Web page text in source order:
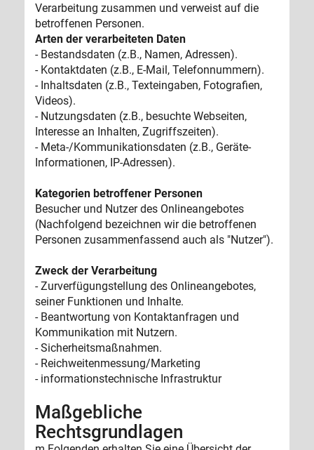
Verarbeitung zusammen und verweist auf die
betroffenen Personen.
Arten der verarbeiteten Daten
- Bestandsdaten (z.B., Namen, Adressen).
- Kontaktdaten (z.B., E-Mail, Telefonnummern).
- Inhaltsdaten (z.B., Texteingaben, Fotografien,
Videos).
- Nutzungsdaten (z.B., besuchte Webseiten,
Interesse an Inhalten, Zugriffszeiten).
- Meta-/Kommunikationsdaten (z.B., Geräte-
Informationen, IP-Adressen).
Kategorien betroffener Personen
Besucher und Nutzer des Onlineangebotes
(Nachfolgend bezeichnen wir die betroffenen
Personen zusammenfassend auch als "Nutzer").
Zweck der Verarbeitung
- Zurverfügungstellung des Onlineangebotes,
seiner Funktionen und Inhalte.
- Beantwortung von Kontaktanfragen und
Kommunikation mit Nutzern.
- Sicherheitsmaßnahmen.
- Reichweitenmessung/Marketing
- informationstechnische Infrastruktur
Maßgebliche
Rechtsgrundlagen